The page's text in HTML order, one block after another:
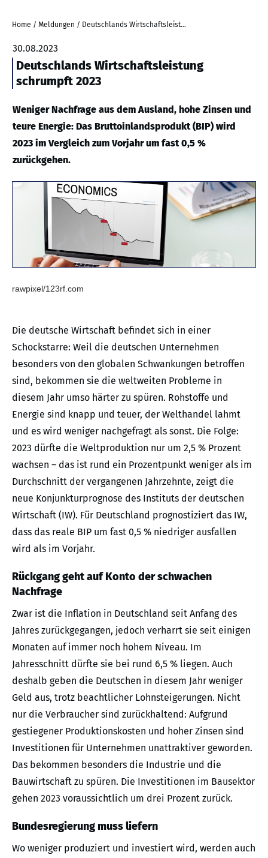
Home / Meldungen / Deutschlands Wirtschaftsleistung schrumpft 2023
30.08.2023
Deutschlands Wirtschaftsleistung
schrumpft 2023
Weniger Nachfrage aus dem Ausland, hohe Zinsen und
teure Energie: Das Bruttoinlandsprodukt (BIP) wird
2023 im Vergleich zum Vorjahr um fast 0,5 %
zurückgehen.
rawpixel/123rf.com
Die deutsche Wirtschaft befindet sich in einer
Schockstarre: Weil die deutschen Unternehmen
besonders von den globalen Schwankungen betroffen
sind, bekommen sie die weltweiten Probleme in
diesem Jahr umso härter zu spüren. Rohstoffe und
Energie sind knapp und teuer, der Welthandel lahmt
und es wird weniger nachgefragt als sonst. Die Folge:
2023 dürfte die Weltproduktion nur um 2,5 % Prozent
wachsen – das ist rund ein Prozentpunkt weniger als im
Durchschnitt der vergangenen Jahrzehnte, zeigt die
neue Konjunkturprognose des Instituts der deutschen
Wirtschaft (IW). Für Deutschland prognostiziert das IW,
dass das reale BIP um fast 0,5 % niedriger ausfallen
wird als im Vorjahr.
Rückgang geht auf Konto der schwachen
Nachfrage
Zwar ist die Inflation in Deutschland seit Anfang des
Jahres zurückgegangen, jedoch verharrt sie seit einigen
Monaten auf immer noch hohem Niveau. Im
Jahresschnitt dürfte sie bei rund 6,5 % liegen. Auch
deshalb geben die Deutschen in diesem Jahr weniger
Geld aus, trotz beachtlicher Lohnsteigerungen. Nicht
nur die Verbraucher sind zurückhaltend: Aufgrund
gestiegener Produktionskosten und hoher Zinsen sind
Investitionen für Unternehmen unattraktiver geworden.
Das bekommen besonders die Industrie und die
Bauwirtschaft zu spüren. Die Investitionen im Bausektor
gehen 2023 voraussichtlich um drei Prozent zurück.
Bundesregierung muss liefern
Wo weniger produziert und investiert wird, werden auch